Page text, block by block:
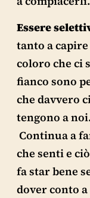
Essere
tanto a capire
coloro che ci
fianco sono
che davvero
tengono a
Continua a
che senti e
fa star bene
dover conto a